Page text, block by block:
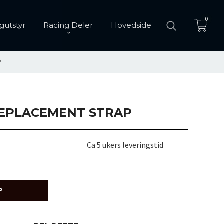
Racing Deler Hovedside
0
STRAP
Ca 5 ukers leveringstid